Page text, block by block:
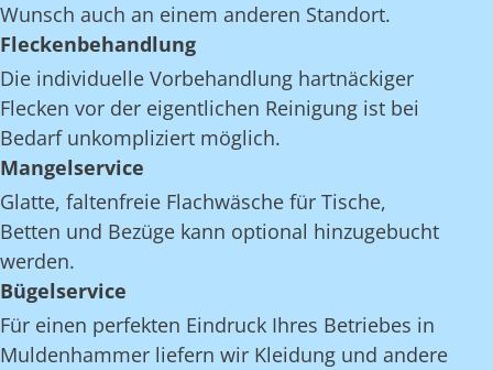
Wunsch auch an einem anderen Standort.
Fleckenbehandlung
Die individuelle Vorbehandlung hartnäckiger
Flecken vor der eigentlichen Reinigung ist bei
Bedarf unkompliziert möglich.
Mangelservice
Glatte, faltenfreie Flachwäsche für Tische,
Betten und Bezüge kann optional hinzugebucht
werden.
Bügelservice
Für einen perfekten Eindruck Ihres Betriebes in
Muldenhammer liefern wir Kleidung und andere